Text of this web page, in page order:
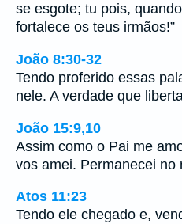
se esgote; tu pois,
fortalece os teus irmãos!”
João 8:30-32
Tendo proferido essas
nele. A verdade que
João 15:9,10
Assim como o Pai me
vos amei. Permanecei
Atos 11:23
Tendo ele chegado e,